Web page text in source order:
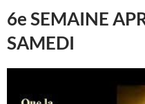
6e SEMAINE
SAMEDI